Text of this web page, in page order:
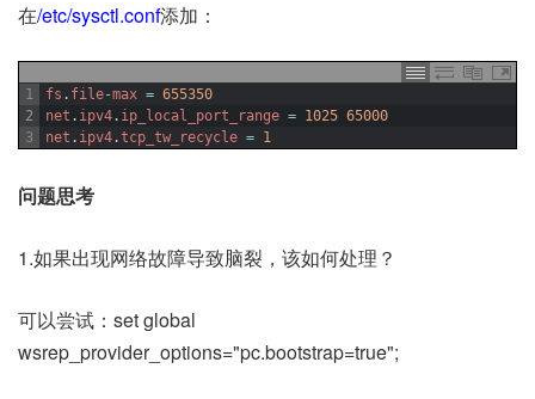
在/etc/sysctl.conf添加：
1
2
3
fs . file-max = 655350
net . ipv4. ip_local_port_range = 1025 65000
net . ipv4.tcp_tw_recycle = 1
问题思考
1.如果出现网络故障导致脑裂，该如何处理？
可以尝试：set global
wsrep_provider_options="pc.bootstrap=true";